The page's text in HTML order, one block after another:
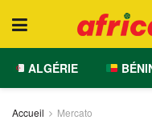
ALGÉRIE
Accueil Mercato